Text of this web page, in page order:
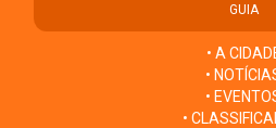
GUIA
• A
•
•
•